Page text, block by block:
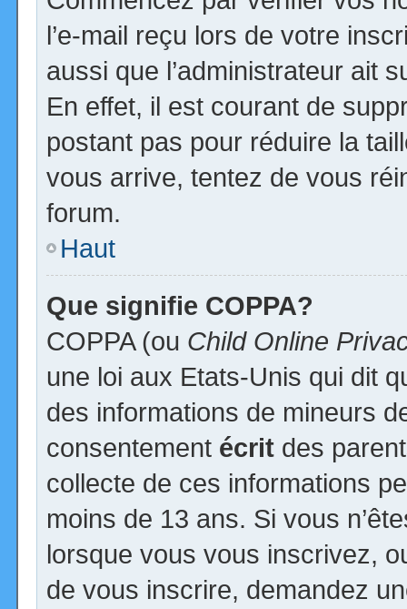
l’e-mail reçu lors de votre
aussi que l’administrateur ait
En effet, il est courant de
postant pas pour réduire la
vous arrive, tentez de vous
forum.
Haut
Que signifie COPPA?
COPPA (ou Child Online
une loi aux Etats-Unis qui dit
des informations de mineurs
consentement écrit des
collecte de ces informations
moins de 13 ans. Si vous
lorsque vous vous inscrivez,
de vous inscrire, demandez